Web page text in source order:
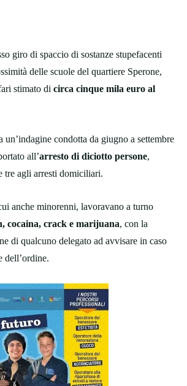
giro di spaccio di sostanze stupefacenti
delle scuole del quartiere Sperone,
stimato di circa cinque mila euro al
un’indagine condotta da giugno a settembre
all’arresto di diciotto persone,
tre agli arresti domiciliari.
anche minorenni, lavoravano a turno
cocaina, crack e marijuana, con la
di qualcuno delegato ad avvisare in caso
dell’ordine.